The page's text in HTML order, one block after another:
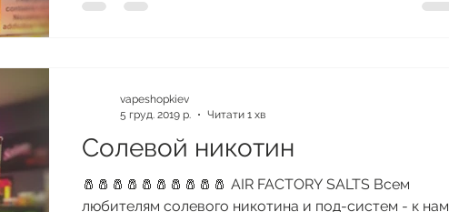
Солевой никотин
🧂🧂🧂🧂🧂🧂🧂🧂🧂🧂 AIR FACTORY SALTS Всем
любителям солевого никотина и под-систем - к нам
vapeshopkiev
5 груд. 2019 р.
Читати 1 хв